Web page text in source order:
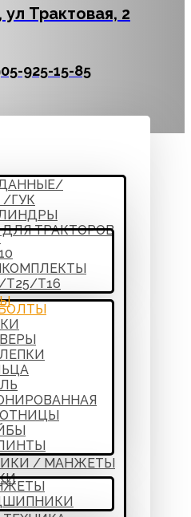
ул Трактовая, 2
925-15-85
ГУК
ДЛЯ ТРАКТОРОВ
Т25/Т16
/ МАНЖЕТЫ